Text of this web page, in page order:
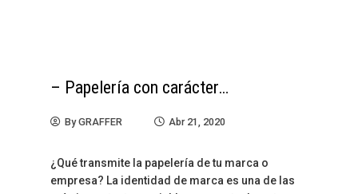
– Papelería con carácter…
ByGRAFFER Abr 21, 2020
¿Qué transmite la papelería de tu marca o
empresa? La identidad de marca es una de las